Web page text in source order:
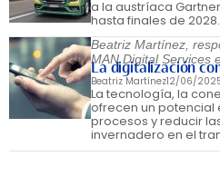
a la austríaca
hasta finales de 2028.
Beatriz Martínez,
MAN Digital Services
La digitalización
Beatriz Martínez12/06/
La tecnología, la
ofrecen un
procesos y reducir
invernadero en el